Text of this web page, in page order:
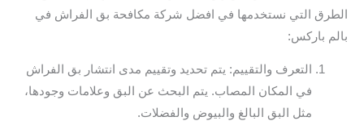
الطرق التي نستخدمها في افضل شركة مكافحة بق الفراش في
بالم باركس:
التعرف والتقييم: يتم تحديد وتقييم مدى انتشار بق الفراش
في المكان المصاب. يتم البحث عن البق وعلامات وجودها،
مثل البق البالغ والبيوض والفضلات.